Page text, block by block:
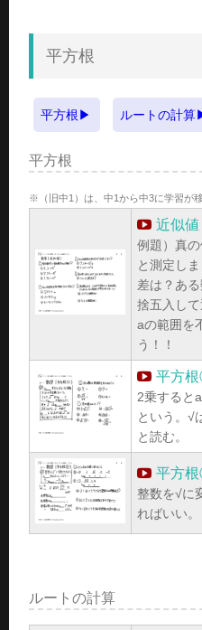
平方根
平方根 ルートの計算
平方根
※（旧中1）は、中1から中3に学習が
近似値
例題）真
と測定し
差は？あ
捨五入して
aの範囲を
う！！
平方
2乗すると
という。√
と読む。
平方
整数を√に
ればいい。
ルートの計算